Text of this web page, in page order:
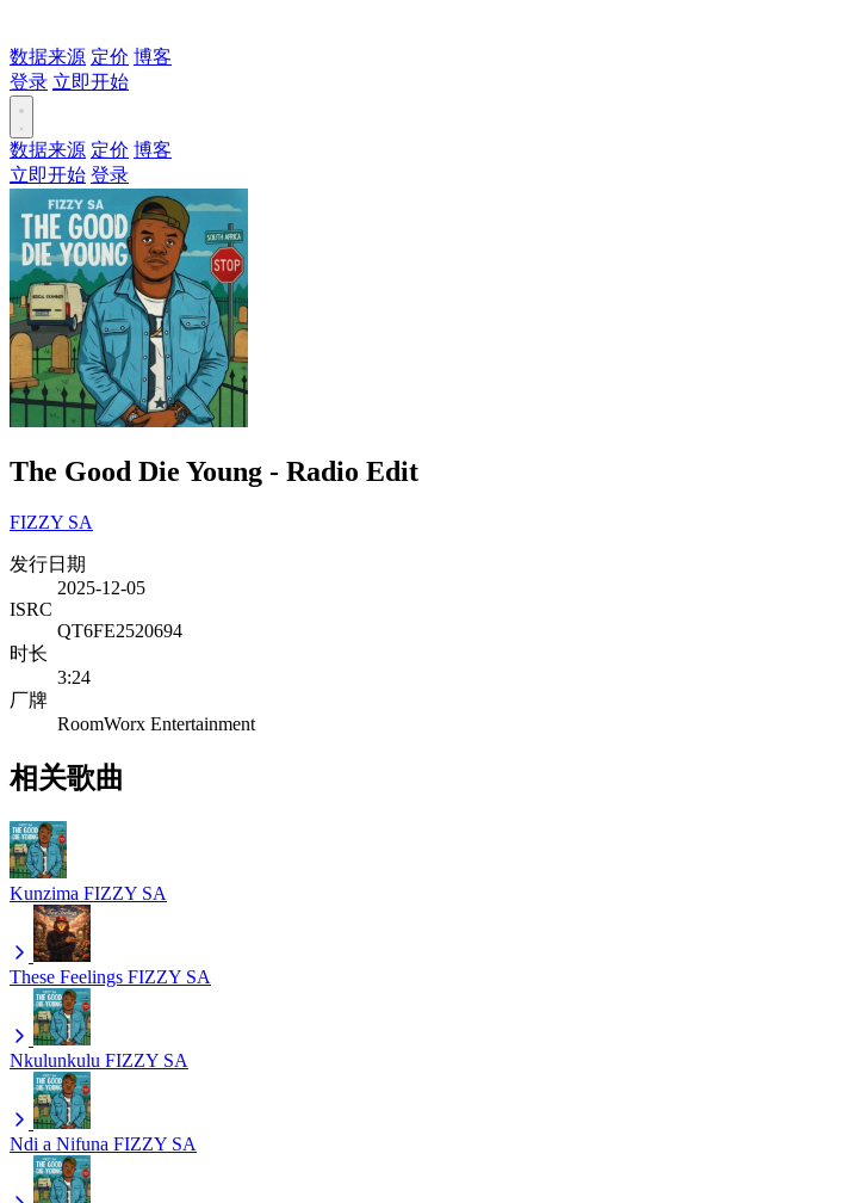
数据来源 定价 博客
登录 立即开始
数据来源 定价 博客
立即开始 登录
The Good Die Young - Radio Edit
FIZZY SA
发行日期
2025-12-05
ISRC
QT6FE2520694
时长
3:24
厂牌
RoomWorx Entertainment
相关歌曲
Kunzima FIZZY SA
These Feelings FIZZY SA
Nkulunkulu FIZZY SA
Ndi a Nifuna FIZZY SA